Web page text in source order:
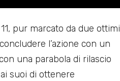
pur marcato da due ottimi
l’azione con un
una parabola di rilascio
suoi di ottenere